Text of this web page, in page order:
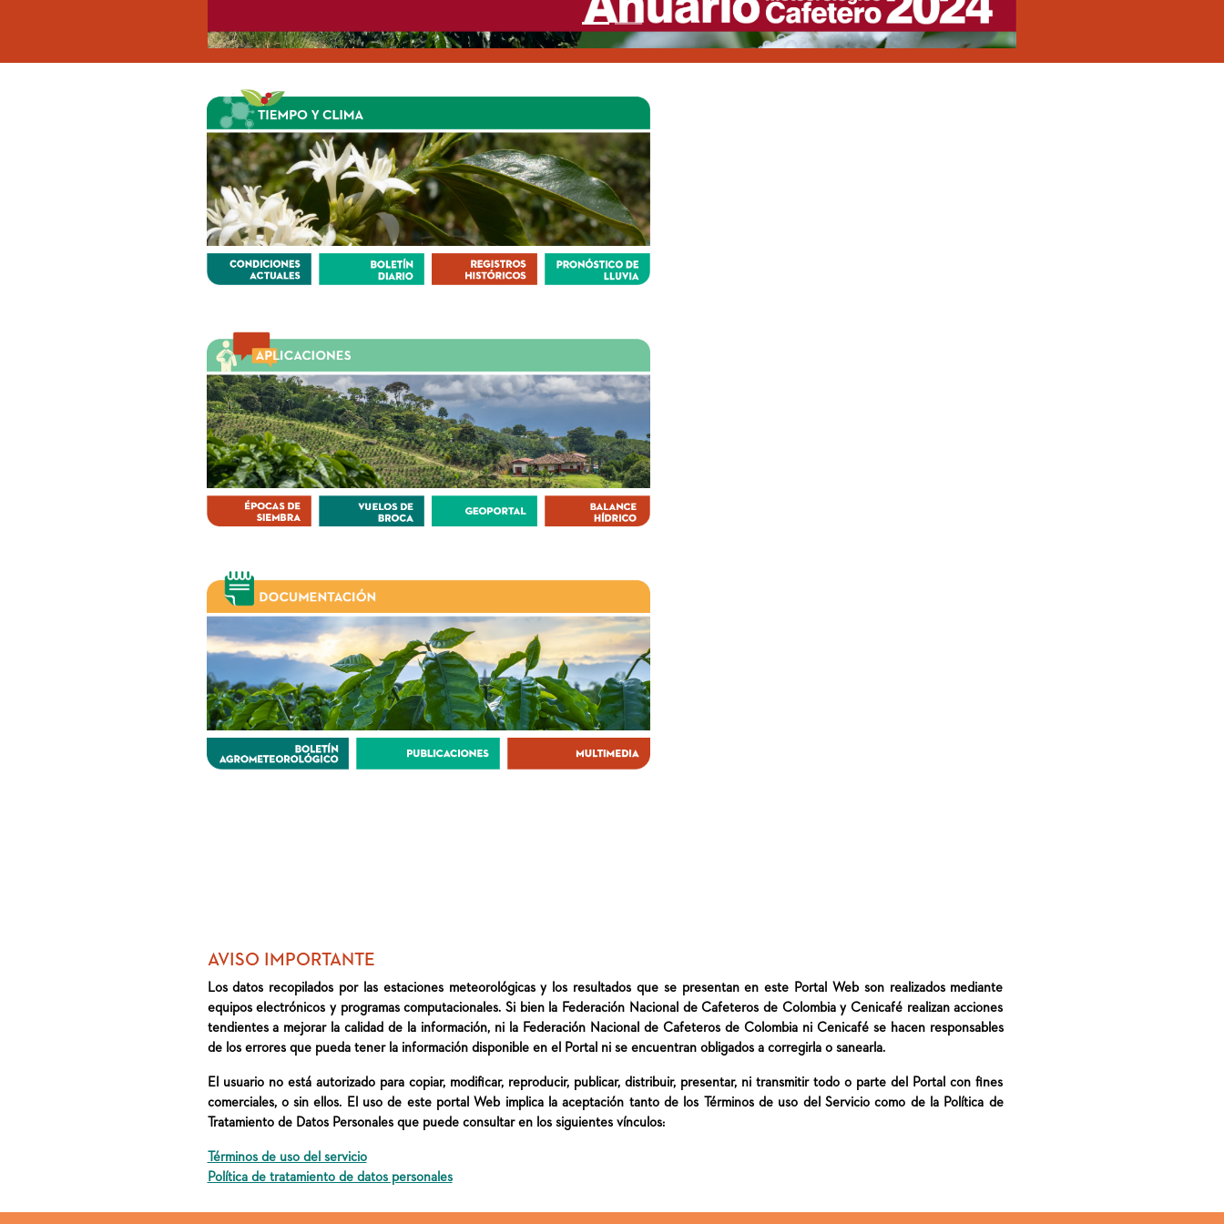
AVISO IMPORTANTE
Los datos recopilados por las estaciones meteorológicas y los resultados que se presentan en este Portal Web son realizados mediante
equipos electrónicos y programas computacionales. Si bien la Federación Nacional de Cafeteros de Colombia y Cenicafé realizan acciones
tendientes a mejorar la calidad de la información, ni la Federación Nacional de Cafeteros de Colombia ni Cenicafé se hacen responsables
de los errores que pueda tener la información disponible en el Portal ni se encuentran obligados a corregirla o sanearla.
El usuario no está autorizado para copiar, modificar, reproducir, publicar, distribuir, presentar, ni transmitir todo o parte del Portal con fines
comerciales, o sin ellos. El uso de este portal Web implica la aceptación tanto de los Términos de uso del Servicio como de la Política de
Tratamiento de Datos Personales que puede consultar en los siguientes vínculos:
Términos de uso del servicio
Política de tratamiento de datos personales